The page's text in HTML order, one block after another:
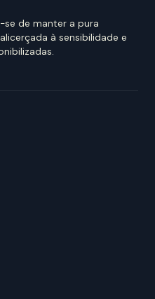
se de manter a pura
à sensibilidade e